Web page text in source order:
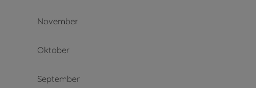
November
Oktober
September